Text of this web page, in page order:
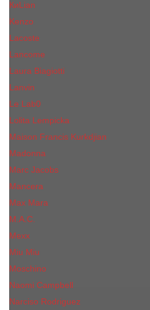
КиLian
Kenzo
Lacoste
Lancome
Laura Biagiotti
Lanvin
Lе Lab0
Lolita Lempicka
Maison Francis Kurkdjian
Madonna
Marc Jacobs
Mancera
Max Mara
M.А.C.
Mexx
Miu Miu
Mоsсhino
Naomi Campbell
Narciso Rodriguez